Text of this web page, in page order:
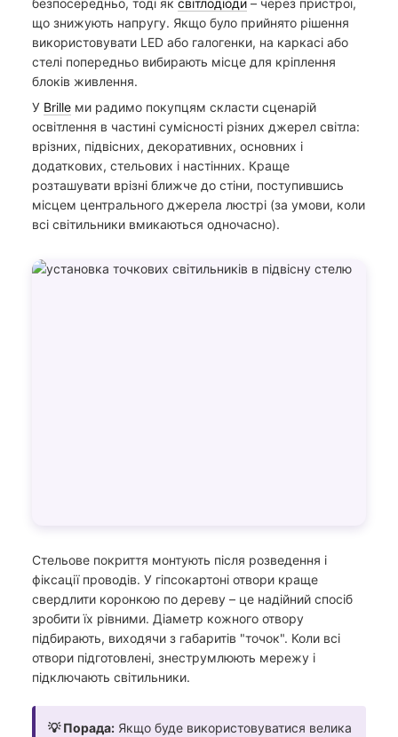
безпосередньо, тоді як світлодіоди – через пристрої,
що знижують напругу. Якщо було прийнято рішення
використовувати LED або галогенки, на каркасі або
стелі попередньо вибирають місце для кріплення
блоків живлення.
У Brille ми радимо покупцям скласти сценарій
освітлення в частині сумісності різних джерел світла:
врізних, підвісних, декоративних, основних і
додаткових, стельових і настінних. Краще
розташувати врізні ближче до стіни, поступившись
місцем центрального джерела люстрі (за умови, коли
всі світильники вмикаються одночасно).
Стельове покриття монтують після розведення і
фіксації проводів. У гіпсокартоні отвори краще
свердлити коронкою по дереву – це надійний спосіб
зробити їх рівними. Діаметр кожного отвору
підбирають, виходячи з габаритів "точок". Коли всі
отвори підготовлені, знеструмлюють мережу і
підключають світильники.
💡 Порада: Якщо буде використовуватися велика